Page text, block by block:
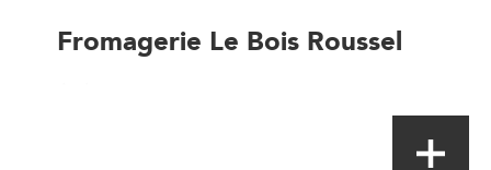
Fromagerie Le Bois Roussel